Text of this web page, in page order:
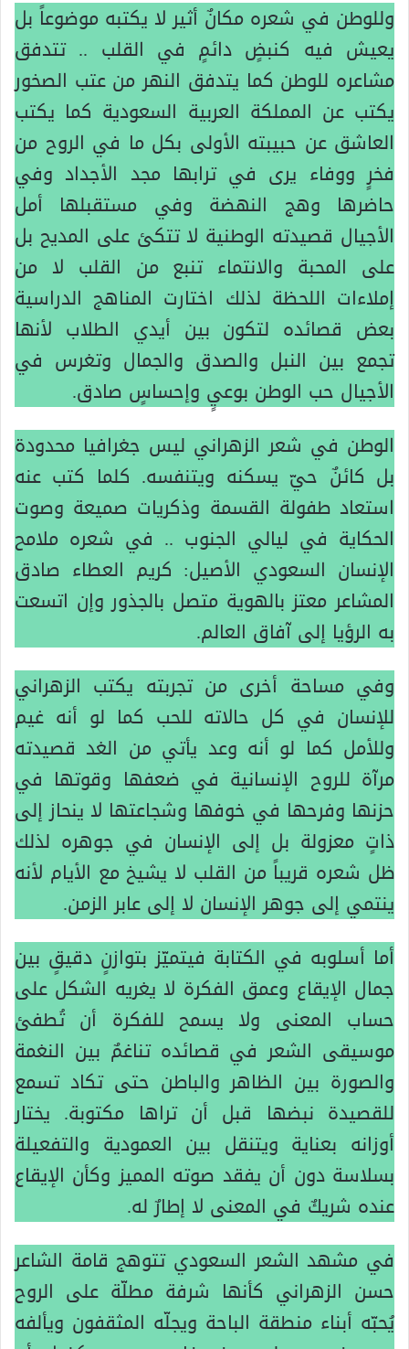
وللوطن في شعره مكانٌ أثير لا يكتبه موضوعاً بل
يعيش فيه كنبضٍ دائمٍ في القلب .. تتدفق
مشاعره للوطن كما يتدفق النهر من عتب الصخور
يكتب عن المملكة العربية السعودية كما يكتب
العاشق عن حبيبته الأولى بكل ما في الروح من
فخرٍ ووفاء يرى في ترابها مجد الأجداد وفي
حاضرها وهج النهضة وفي مستقبلها أمل
الأجيال قصيدته الوطنية لا تتكئ على المديح بل
على المحبة والانتماء تنبع من القلب لا من
إملاءات اللحظة لذلك اختارت المناهج الدراسية
بعض قصائده لتكون بين أيدي الطلاب لأنها
تجمع بين النبل والصدق والجمال وتغرس في
الأجيال حب الوطن بوعيٍ وإحساسٍ صادق.
الوطن في شعر الزهراني ليس جغرافيا محدودة
بل كائنٌ حيّ يسكنه ويتنفسه. كلما كتب عنه
استعاد طفولة القسمة وذكريات صميعة وصوت
الحكاية في ليالي الجنوب .. في شعره ملامح
الإنسان السعودي الأصيل: كريم العطاء صادق
المشاعر معتز بالهوية متصل بالجذور وإن اتسعت
به الرؤيا إلى آفاق العالم.
وفي مساحة أخرى من تجربته يكتب الزهراني
للإنسان في كل حالاته للحب كما لو أنه غيم
وللأمل كما لو أنه وعد يأتي من الغد قصيدته
مرآة للروح الإنسانية في ضعفها وقوتها في
حزنها وفرحها في خوفها وشجاعتها لا ينحاز إلى
ذاتٍ معزولة بل إلى الإنسان في جوهره لذلك
ظل شعره قريباً من القلب لا يشيخ مع الأيام لأنه
ينتمي إلى جوهر الإنسان لا إلى عابر الزمن.
أما أسلوبه في الكتابة فيتميّز بتوازنٍ دقيقٍ بين
جمال الإيقاع وعمق الفكرة لا يغريه الشكل على
حساب المعنى ولا يسمح للفكرة أن تُطفئ
موسيقى الشعر في قصائده تناغمٌ بين النغمة
والصورة بين الظاهر والباطن حتى تكاد تسمع
للقصيدة نبضها قبل أن تراها مكتوبة. يختار
أوزانه بعناية ويتنقل بين العمودية والتفعيلة
بسلاسة دون أن يفقد صوته المميز وكأن الإيقاع
عنده شريكٌ في المعنى لا إطارٌ له.
في مشهد الشعر السعودي تتوهج قامة الشاعر
حسن الزهراني كأنها شرفة مطلّة على الروح
يُحبّه أبناء منطقة الباحة ويجلّه المثقفون ويألفه